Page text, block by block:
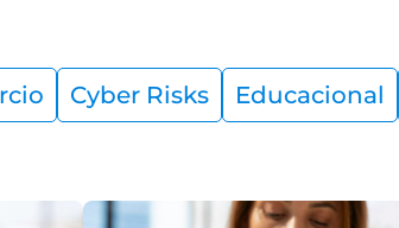
Cyber Risks Educacional